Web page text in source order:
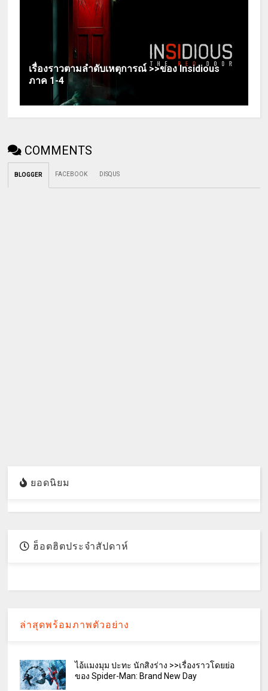
เรื่องราวตามลำดับเหตุการณ์ >>ของ Insidious
ภาค 1-4
COMMENTS
BLOGGER FACEBOOK DISQUS
ยอดนิยม
ฮ็อตฮิตประจำสัปดาห์
ล่าสุดพร้อมภาพตัวอย่าง
ไอ้แมงมุม ปะทะ นักสิงร่าง >>เรื่องราวโดยย่อ
ของ Spider-Man: Brand New Day